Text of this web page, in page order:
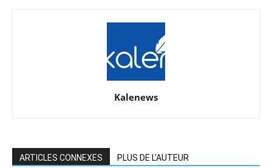
Kalenews
ARTICLES CONNEXES PLUS DE L'AUTEUR